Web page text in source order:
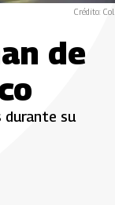
Crédito:
de
durante su